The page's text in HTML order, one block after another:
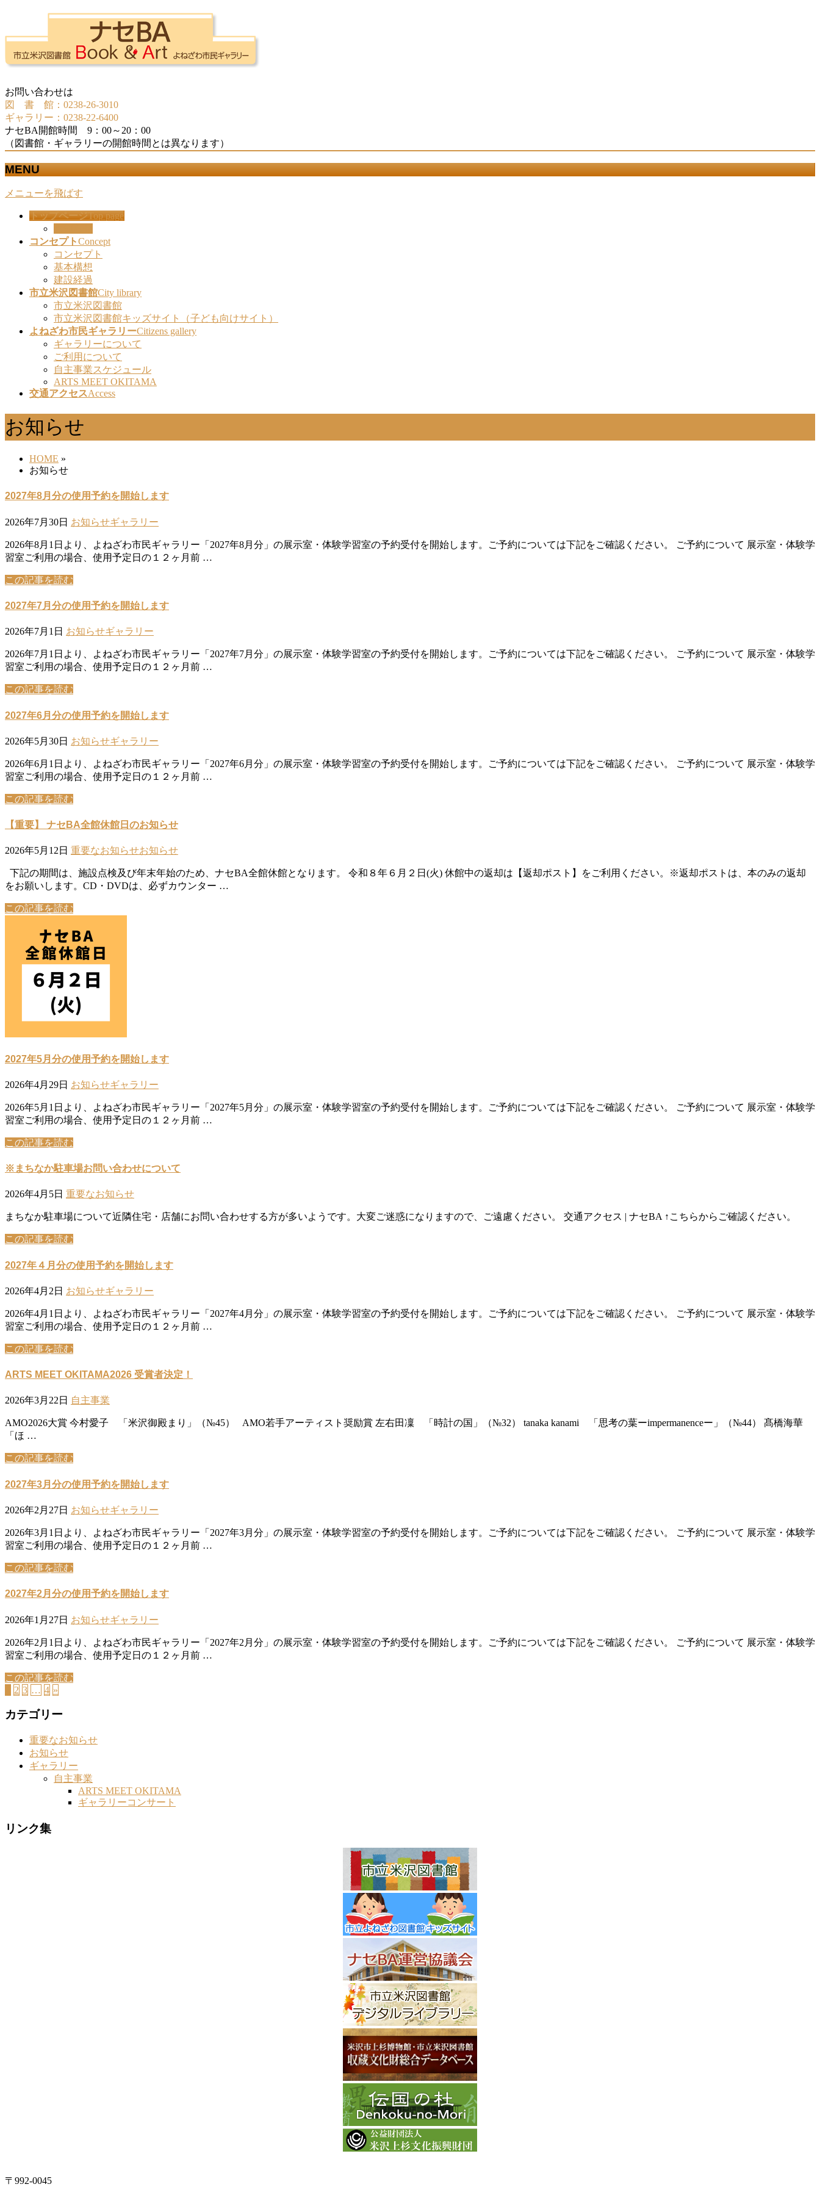
お問い合わせは
図 書 館：0238-26-3010
ギャラリー：0238-22-6400
ナセBA開館時間 9：00～20：00
（図書館・ギャラリーの開館時間とは異なります）
MENU
メニューを飛ばす
トップページTop page
コンセプトConcept
コンセプト
基本構想
建設経過
市立米沢図書館City library
市立米沢図書館
市立米沢図書館キッズサイト（子ども向けサイト）
よねざわ市民ギャラリーCitizens gallery
ギャラリーについて
ご利用について
自主事業スケジュール
ARTS MEET OKITAMA
交通アクセスAccess
お知らせ
HOME »
お知らせ
2027年8月分の使用予約を開始します
2026年7月30日 お知らせギャラリー
2026年8月1日より、よねざわ市民ギャラリー「2027年8月分」の展示室・体験学習室の予約受付を開始します。ご予約については下記をご確認ください。 ご予約について 展示室・体験学
習室ご利用の場合、使用予定日の１２ヶ月前 …
この記事を読む
2027年7月分の使用予約を開始します
2026年7月1日 お知らせギャラリー
2026年7月1日より、よねざわ市民ギャラリー「2027年7月分」の展示室・体験学習室の予約受付を開始します。ご予約については下記をご確認ください。 ご予約について 展示室・体験学
習室ご利用の場合、使用予定日の１２ヶ月前 …
この記事を読む
2027年6月分の使用予約を開始します
2026年5月30日 お知らせギャラリー
2026年6月1日より、よねざわ市民ギャラリー「2027年6月分」の展示室・体験学習室の予約受付を開始します。ご予約については下記をご確認ください。 ご予約について 展示室・体験学
習室ご利用の場合、使用予定日の１２ヶ月前 …
この記事を読む
【重要】 ナセBA全館休館日のお知らせ
2026年5月12日 重要なお知らせお知らせ
下記の期間は、施設点検及び年末年始のため、ナセBA全館休館となります。 令和８年６月２日(火) 休館中の返却は【返却ポスト】をご利用ください。※返却ポストは、本のみの返却
をお願いします。CD・DVDは、必ずカウンター …
この記事を読む
2027年5月分の使用予約を開始します
2026年4月29日 お知らせギャラリー
2026年5月1日より、よねざわ市民ギャラリー「2027年5月分」の展示室・体験学習室の予約受付を開始します。ご予約については下記をご確認ください。 ご予約について 展示室・体験学
習室ご利用の場合、使用予定日の１２ヶ月前 …
この記事を読む
※まちなか駐車場お問い合わせについて
2026年4月5日 重要なお知らせ
まちなか駐車場について近隣住宅・店舗にお問い合わせする方が多いようです。大変ご迷惑になりますので、ご遠慮ください。 交通アクセス | ナセBA ↑こちらからご確認ください。
この記事を読む
2027年４月分の使用予約を開始します
2026年4月2日 お知らせギャラリー
2026年4月1日より、よねざわ市民ギャラリー「2027年4月分」の展示室・体験学習室の予約受付を開始します。ご予約については下記をご確認ください。 ご予約について 展示室・体験学
習室ご利用の場合、使用予定日の１２ヶ月前 …
この記事を読む
ARTS MEET OKITAMA2026 受賞者決定！
2026年3月22日 自主事業
AMO2026大賞 今村愛子 「米沢御殿まり」（№45） AMO若手アーティスト奨励賞 左右田凜 「時計の国」（№32） tanaka kanami 「思考の葉ーimpermanenceー」（№44） 髙橋海華
「ほ …
この記事を読む
2027年3月分の使用予約を開始します
2026年2月27日 お知らせギャラリー
2026年3月1日より、よねざわ市民ギャラリー「2027年3月分」の展示室・体験学習室の予約受付を開始します。ご予約については下記をご確認ください。 ご予約について 展示室・体験学
習室ご利用の場合、使用予定日の１２ヶ月前 …
この記事を読む
2027年2月分の使用予約を開始します
2026年1月27日 お知らせギャラリー
2026年2月1日より、よねざわ市民ギャラリー「2027年2月分」の展示室・体験学習室の予約受付を開始します。ご予約については下記をご確認ください。 ご予約について 展示室・体験学
習室ご利用の場合、使用予定日の１２ヶ月前 …
この記事を読む
2 3 … 4 »
カテゴリー
重要なお知らせ
お知らせ
ギャラリー
自主事業
ARTS MEET OKITAMA
ギャラリーコンサート
リンク集
〒992-0045